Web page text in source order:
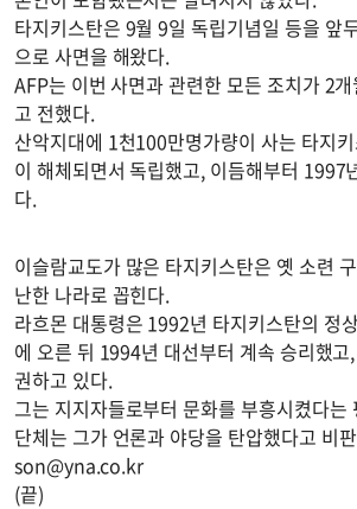
타지키스탄은 9월 9일 독립기념일 등을 앞
으로 사면을 해왔다.
AFP는 이번 사면과 관련한 모든 조치가 2
고 전했다.
산악지대에 1천100만명가량이 사는 타지
이 해체되면서 독립했고, 이듬해부터 1997
다.
이슬람교도가 많은 타지키스탄은 옛 소련
난한 나라로 꼽힌다.
라흐몬 대통령은 1992년 타지키스탄의 정
에 오른 뒤 1994년 대선부터 계속 승리했
권하고 있다.
그는 지지자들로부터 문화를 부흥시켰다는
단체는 그가 언론과 야당을 탄압했다고 비
son@yna.co.kr
(끝)